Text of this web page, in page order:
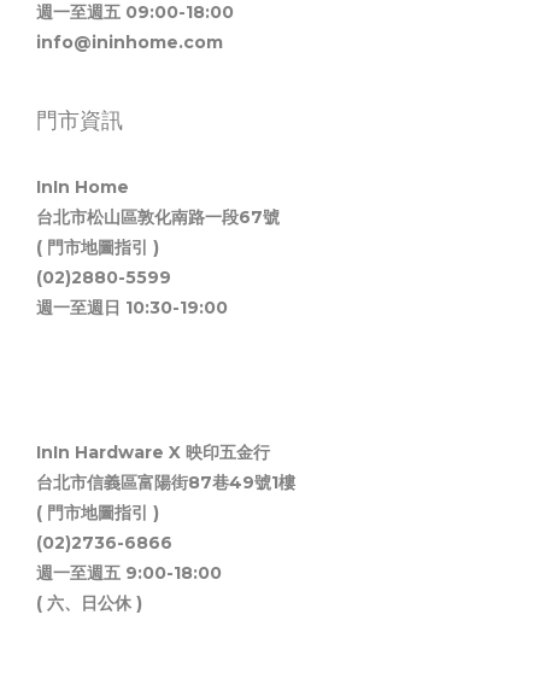
週一至週五 09:00-18:00
info@ininhome.com
門市資訊
InIn Home
台北市松山區敦化南路一段67號
( 門市地圖指引 )
(02)2880-5599
週一至週日 10:30-19:00
InIn Hardware X 映印五金行
台北市信義區富陽街87巷49號1樓
( 門市地圖指引 )
(02)2736-6866
週一至週五 9:00-18:00
( 六、日公休 )